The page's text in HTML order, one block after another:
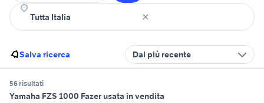
Salva ricerca Dal più recente
56 risultati
Yamaha FZS 1000 Fazer usata in vendita